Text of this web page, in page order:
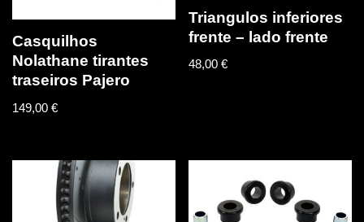
Casquilhos
Nolathane tirantes
traseiros Pajero
149,00 €
Triangulos inferiores
frente – lado frente
48,00€